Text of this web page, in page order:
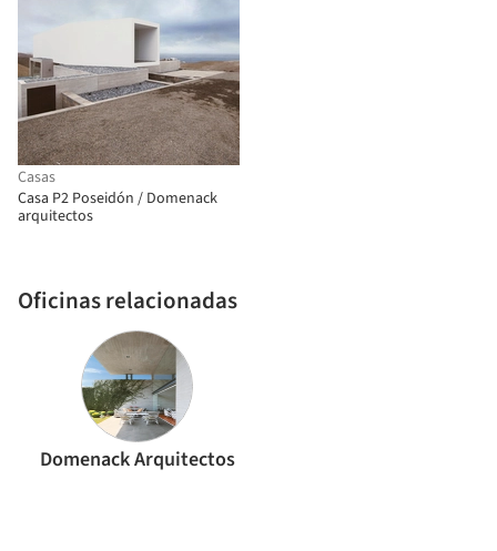
Casas
Casa P2 Poseidón / Domenack
arquitectos
Oficinas relacionadas
Domenack Arquitectos